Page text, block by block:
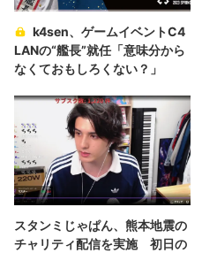
k4sen、ゲームイベントC4
LANの“艦長”就任「意味分から
なくておもしろくない？」
スタンミじゃぱん、熊本地震の
チャリティ配信を実施 初日の